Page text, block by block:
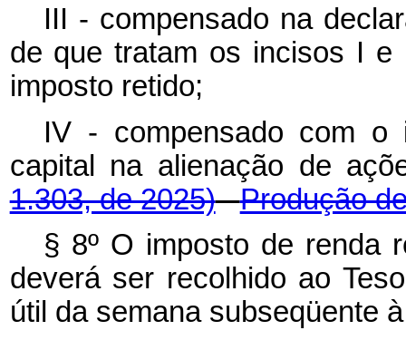
III - compensado na
de que tratam os incisos I e
imposto retido;
IV - compensado com o
capital na alienação de
1.303, de 2025)
Produção
§ 8º O imposto de renda
deverá ser recolhido ao
útil da semana subseqüente